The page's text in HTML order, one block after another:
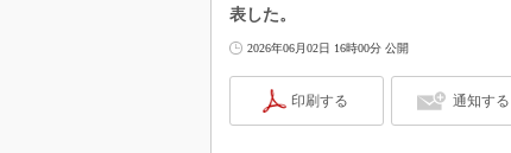
表した。
2026年06月02日 16時00分 公開
印刷する 通知する